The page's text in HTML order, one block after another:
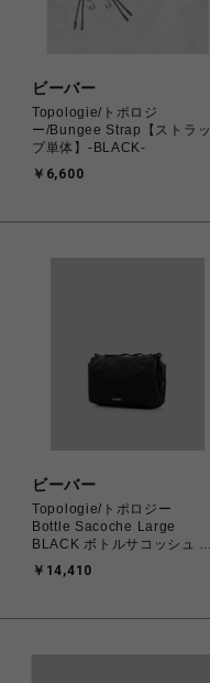
ビーバー
Topologie/トポロジ
ー/Bungee Strap【ストラッ
プ単体】-BLACK-
￥6,600
ビーバー
Topologie/トポロジー
Bottle Sacoche Large
BLACK ボトルサコッシュ ラ
体】
￥14,410